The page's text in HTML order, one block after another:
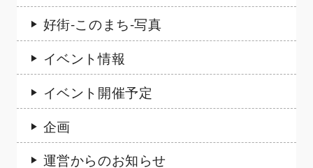
好街-このまち-写真
イベント情報
イベント開催予定
企画
運営からのお知らせ